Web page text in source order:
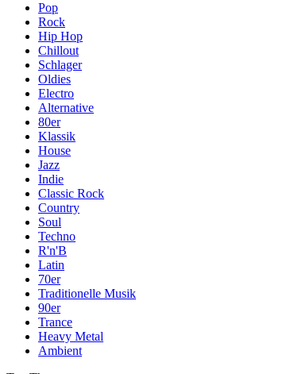
Pop
Rock
Hip Hop
Chillout
Schlager
Oldies
Electro
Alternative
80er
Klassik
House
Jazz
Indie
Classic Rock
Country
Soul
Techno
R'n'B
Latin
70er
Traditionelle Musik
90er
Trance
Heavy Metal
Ambient